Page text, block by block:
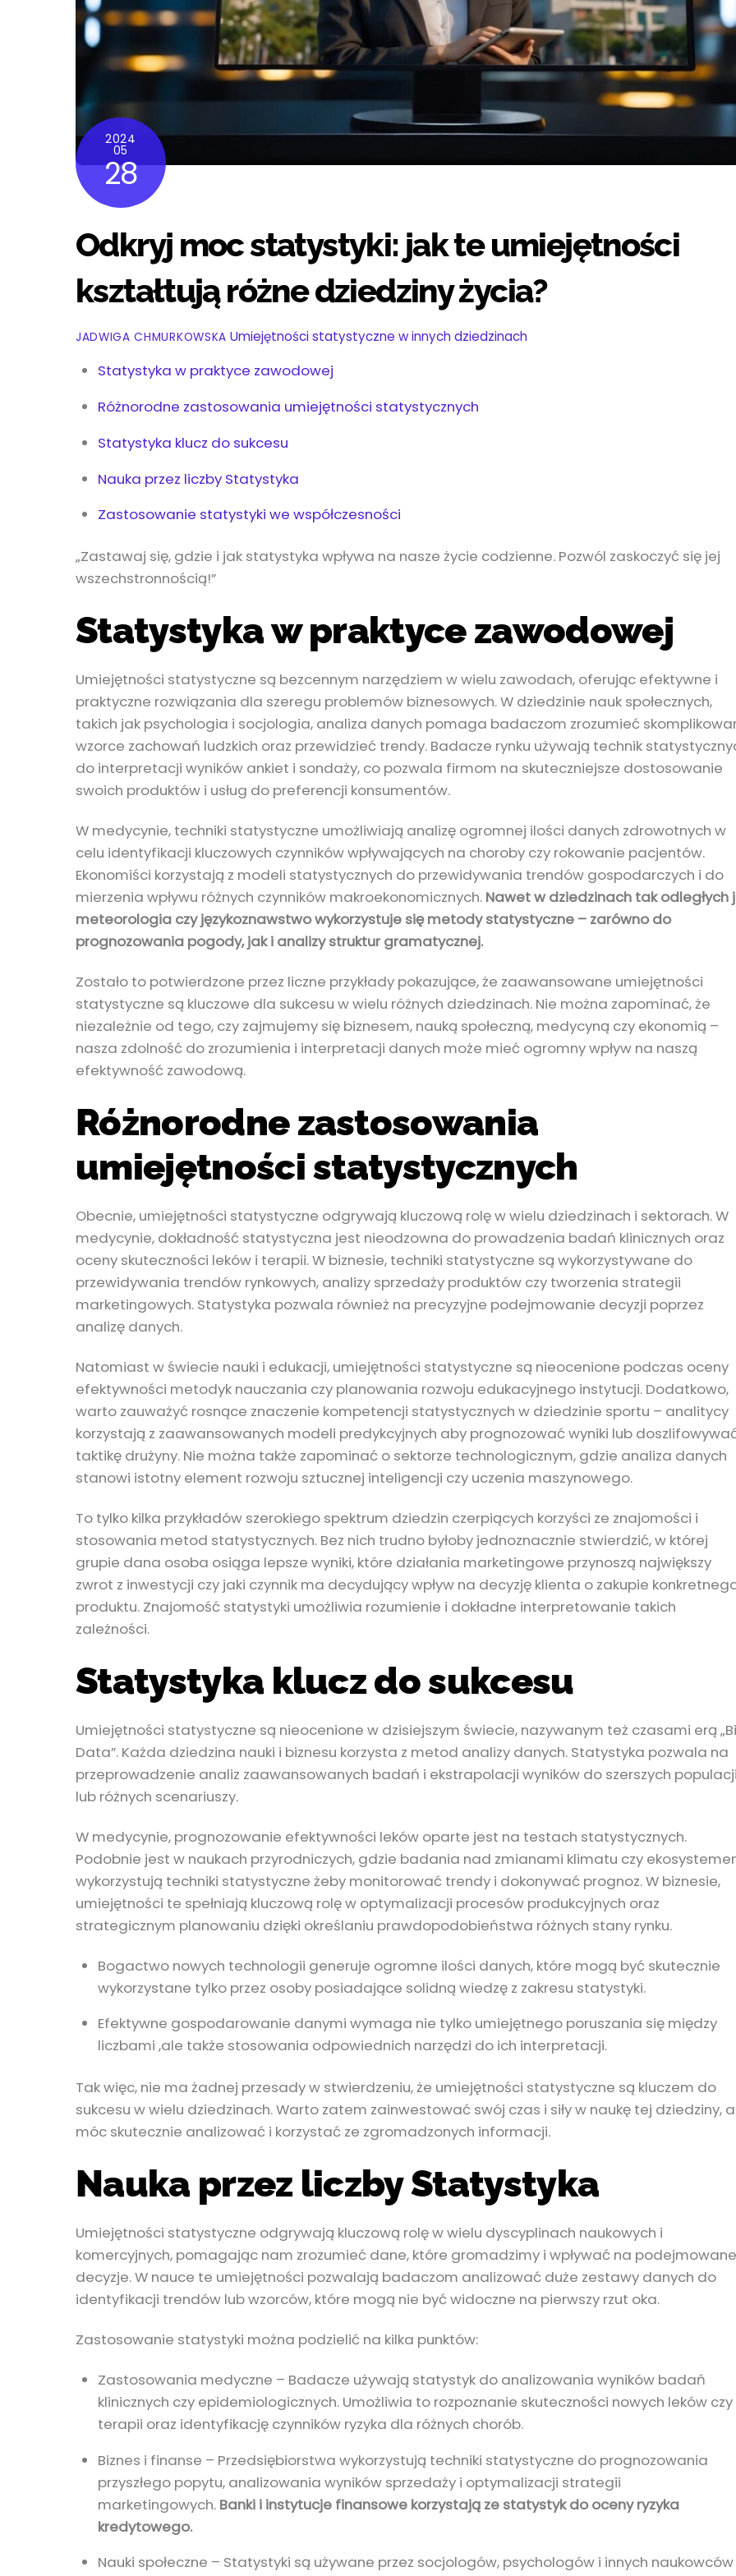
2024
05
28
Odkryj moc statystyki: jak te umiejętności
kształtują różne dziedziny życia?
JADWIGA CHMURKOWSKA Umiejętności statystyczne w innych dziedzinach
Statystyka w praktyce zawodowej
Różnorodne zastosowania umiejętności statystycznych
Statystyka klucz do sukcesu
Nauka przez liczby Statystyka
Zastosowanie statystyki we współczesności
„Zastawaj się, gdzie i jak statystyka wpływa na nasze życie codzienne. Pozwól zaskoczyć się jej
wszechstronnością!”
Statystyka w praktyce zawodowej
Umiejętności statystyczne są bezcennym narzędziem w wielu zawodach, oferując efektywne i
praktyczne rozwiązania dla szeregu problemów biznesowych. W dziedzinie nauk społecznych,
takich jak psychologia i socjologia, analiza danych pomaga badaczom zrozumieć
wzorce zachowań ludzkich oraz przewidzieć trendy. Badacze rynku używają technik
do interpretacji wyników ankiet i sondaży, co pozwala firmom na skuteczniejsze dostosowanie
swoich produktów i usług do preferencji konsumentów.
W medycynie, techniki statystyczne umożliwiają analizę ogromnej ilości danych zdrowotnych w
celu identyfikacji kluczowych czynników wpływających na choroby czy rokowanie pacjentów.
Ekonomiści korzystają z modeli statystycznych do przewidywania trendów gospodarczych i do
mierzenia wpływu różnych czynników makroekonomicznych. Nawet w dziedzinach tak odległych
meteorologia czy językoznawstwo wykorzystuje się metody statystyczne – zarówno do
prognozowania pogody, jak i analizy struktur gramatycznej.
Zostało to potwierdzone przez liczne przykłady pokazujące, że zaawansowane umiejętności
statystyczne są kluczowe dla sukcesu w wielu różnych dziedzinach. Nie można zapominać, że
niezależnie od tego, czy zajmujemy się biznesem, nauką społeczną, medycyną czy ekonomią –
nasza zdolność do zrozumienia i interpretacji danych może mieć ogromny wpływ na naszą
efektywność zawodową.
Różnorodne zastosowania
umiejętności statystycznych
Obecnie, umiejętności statystyczne odgrywają kluczową rolę w wielu dziedzinach i sektorach. W
medycynie, dokładność statystyczna jest nieodzowna do prowadzenia badań klinicznych oraz
oceny skuteczności leków i terapii. W biznesie, techniki statystyczne są wykorzystywane do
przewidywania trendów rynkowych, analizy sprzedaży produktów czy tworzenia strategii
marketingowych. Statystyka pozwala również na precyzyjne podejmowanie decyzji poprzez
analizę danych.
Natomiast w świecie nauki i edukacji, umiejętności statystyczne są nieocenione podczas oceny
efektywności metodyk nauczania czy planowania rozwoju edukacyjnego instytucji. Dodatkowo,
warto zauważyć rosnące znaczenie kompetencji statystycznych w dziedzinie sportu – analitycy
korzystają z zaawansowanych modeli predykcyjnych aby prognozować wyniki lub
taktikę drużyny. Nie można także zapominać o sektorze technologicznym, gdzie analiza danych
stanowi istotny element rozwoju sztucznej inteligencji czy uczenia maszynowego.
To tylko kilka przykładów szerokiego spektrum dziedzin czerpiących korzyści ze znajomości i
stosowania metod statystycznych. Bez nich trudno byłoby jednoznacznie stwierdzić, w której
grupie dana osoba osiąga lepsze wyniki, które działania marketingowe przynoszą największy
zwrot z inwestycji czy jaki czynnik ma decydujący wpływ na decyzję klienta o zakupie
produktu. Znajomość statystyki umożliwia rozumienie i dokładne interpretowanie takich
zależności.
Statystyka klucz do sukcesu
Umiejętności statystyczne są nieocenione w dzisiejszym świecie, nazywanym też czasami erą
Data”. Każda dziedzina nauki i biznesu korzysta z metod analizy danych. Statystyka pozwala na
przeprowadzenie analiz zaawansowanych badań i ekstrapolacji wyników do szerszych
lub różnych scenariuszy.
W medycynie, prognozowanie efektywności leków oparte jest na testach statystycznych.
Podobnie jest w naukach przyrodniczych, gdzie badania nad zmianami klimatu czy
wykorzystują techniki statystyczne żeby monitorować trendy i dokonywać prognoz. W biznesie,
umiejętności te spełniają kluczową rolę w optymalizacji procesów produkcyjnych oraz
strategicznym planowaniu dzięki określaniu prawdopodobieństwa różnych stany rynku.
Bogactwo nowych technologii generuje ogromne ilości danych, które mogą być skutecznie
wykorzystane tylko przez osoby posiadające solidną wiedzę z zakresu statystyki.
Efektywne gospodarowanie danymi wymaga nie tylko umiejętnego poruszania się między
liczbami ,ale także stosowania odpowiednich narzędzi do ich interpretacji.
Tak więc, nie ma żadnej przesady w stwierdzeniu, że umiejętności statystyczne są kluczem do
sukcesu w wielu dziedzinach. Warto zatem zainwestować swój czas i siły w naukę tej dziedziny,
móc skutecznie analizować i korzystać ze zgromadzonych informacji.
Nauka przez liczby Statystyka
Umiejętności statystyczne odgrywają kluczową rolę w wielu dyscyplinach naukowych i
komercyjnych, pomagając nam zrozumieć dane, które gromadzimy i wpływać na podejmowane
decyzje. W nauce te umiejętności pozwalają badaczom analizować duże zestawy danych do
identyfikacji trendów lub wzorców, które mogą nie być widoczne na pierwszy rzut oka.
Zastosowanie statystyki można podzielić na kilka punktów:
Zastosowania medyczne – Badacze używają statystyk do analizowania wyników badań
klinicznych czy epidemiologicznych. Umożliwia to rozpoznanie skuteczności nowych leków czy
terapii oraz identyfikację czynników ryzyka dla różnych chorób.
Biznes i finanse – Przedsiębiorstwa wykorzystują techniki statystyczne do prognozowania
przyszłego popytu, analizowania wyników sprzedaży i optymalizacji strategii
marketingowych. Banki i instytucje finansowe korzystają ze statystyk do oceny ryzyka
kredytowego.
Nauki społeczne – Statystyki są używane przez socjologów, psychologów i innych naukowców